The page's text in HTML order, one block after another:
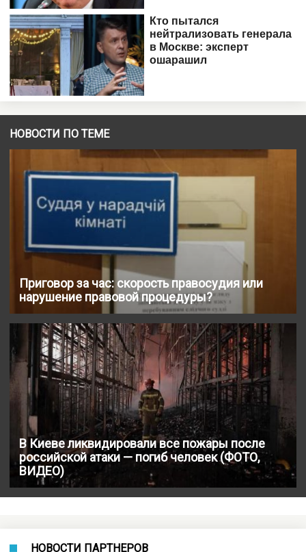
НОВОСТИ ПО ТЕМЕ
Приговор за час: скорость правосудия или
нарушение правовой процедуры?
В Киеве ликвидировали все пожары после
российской атаки — погиб человек (ФОТО,
ВИДЕО)
НОВОСТИ ПАРТНЕРОВ